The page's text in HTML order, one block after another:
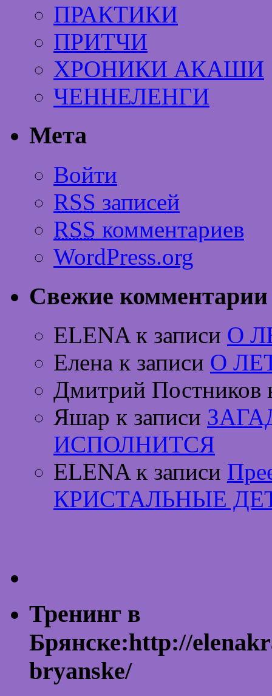
ПРАКТИКИ
ПРИТЧИ
ХРОНИКИ АКАШИ
ЧЕННЕЛЕНГИ
Мета
Войти
RSS записей
RSS комментариев
WordPress.org
Свежие комментарии
ELENA к записи О
Елена к записи О
Дмитрий Постников
Яшар к записи
ИСПОЛНИТСЯ
ELENA к записи
КРИСТАЛЬНЫЕ
Тренинг в
Брянске:http://
bryanske/